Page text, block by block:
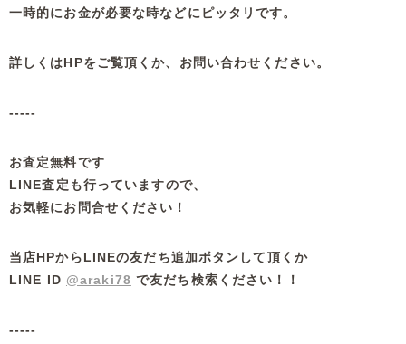
一時的にお金が必要な時などにピッタリです。
詳しくはHPをご覧頂くか、お問い合わせください。
-----
お査定無料です
LINE査定も行っていますので、
お気軽にお問合せください！
当店HPからLINEの友だち追加ボタンして頂くか
LINE ID @araki78 で友だち検索ください！！
-----